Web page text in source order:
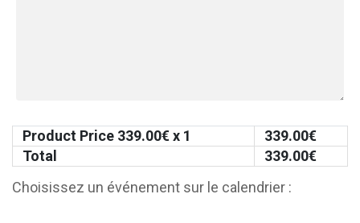
Product Price 339.00€ x 1 339.00€
Total
339.00€
Choisissez un événement sur le calendrier :